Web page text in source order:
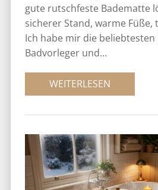
gute rutschfeste Badematte
sicherer Stand, warme Füße,
Ich habe mir die beliebtesten
Badvorleger und...
WEITERLESEN